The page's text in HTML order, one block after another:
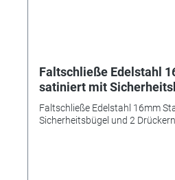
Faltschließe Edelstahl
satiniert mit
Drückern
Faltschließe Edelstahl 16mm
Sicherheitsbügel und 2 Drückern